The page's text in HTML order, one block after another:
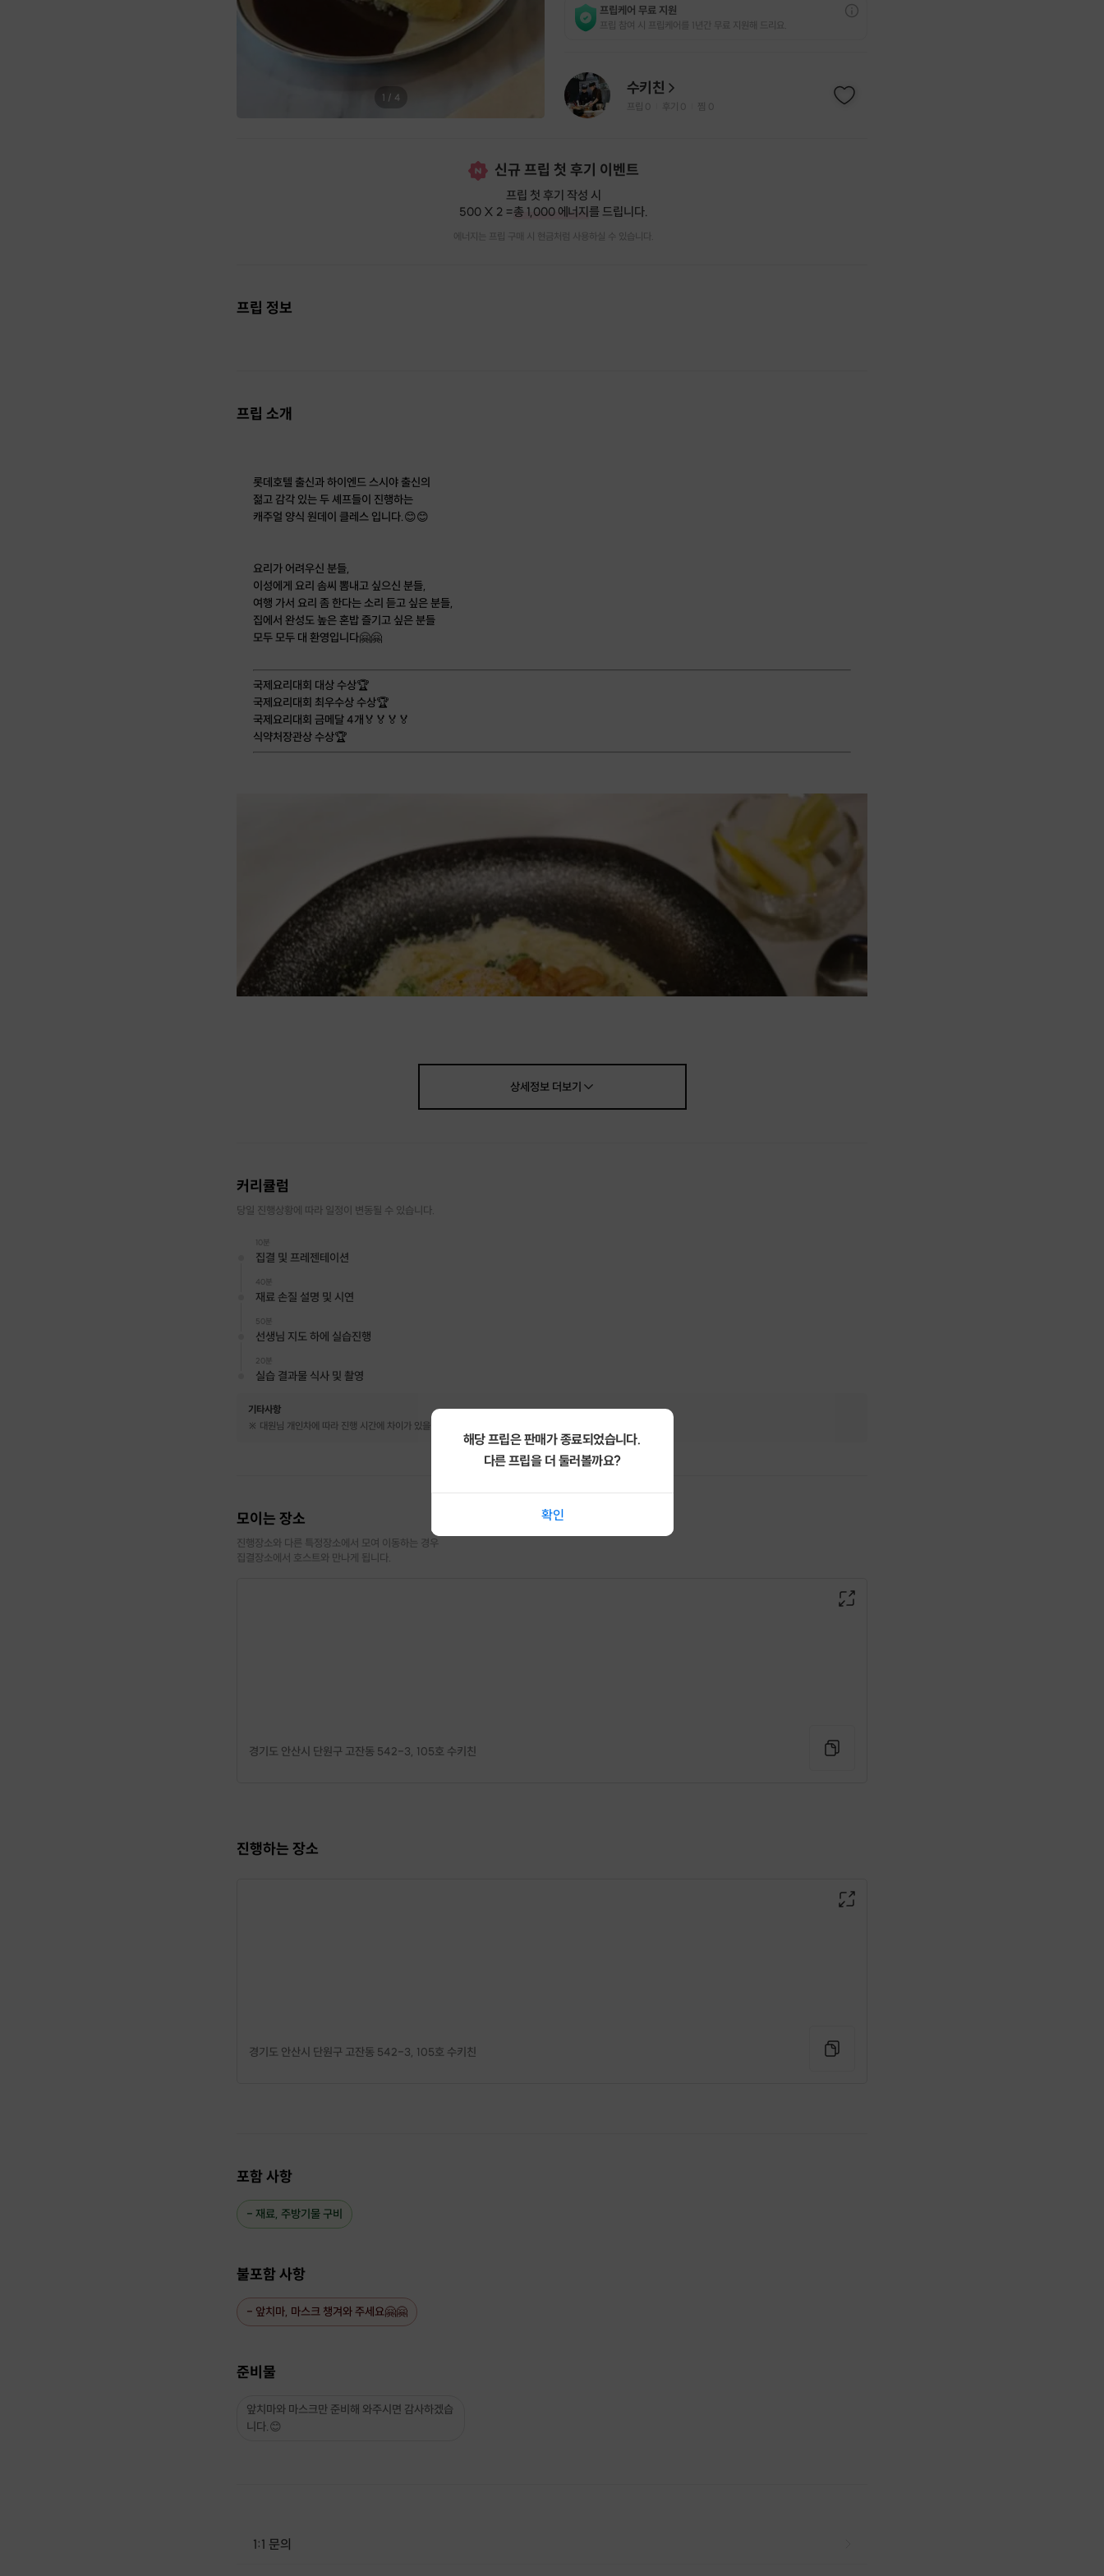
1 / 4
프립케어 무료 지원
프립 참여 시 프립케어를 1년간 무료 지원해 드리요.
수키친
프립 0 후기 0 찜 0
신규 프립 첫 후기 이벤트
프립 첫 후기 작성 시
500 X 2 =총 1,000 에너지를 드립니다.
에너지는 프립 구매 시 현금처럼 사용하실 수 있습니다.
프립 정보
프립 소개
롯데호텔 출신과 하이엔드 스시야 출신의
젊고 감각 있는 두 셰프들이 진행하는
캐주얼 양식 원데이 클레스 입니다.😊😊
요리가 어려우신 분들,
이성에게 요리 솜씨 뽐내고 싶으신 분들,
여행 가서 요리 좀 한다는 소리 듣고 싶은 분들,
집에서 완성도 높은 혼밥 즐기고 싶은 분들
모두 모두 대 환영입니다🤗🤗
국제요리대회 대상 수상🏆
국제요리대회 최우수상 수상🏆
국제요리대회 금메달 4개🏅🏅🏅🏅
식약처장관상 수상🏆
상세정보더보기
커리큘럼
당일 진행상황에 따라 일정이 변동될 수 있습니다.
10분
집결 및 프레젠테이션
40분
재료 손질 설명 및 시연
50분
선생님 지도 하에 실습진행
20분
실습 결과물 식사 및 촬영
기타사항
※ 대원님 개인차에 따라 진행 시간에 차이가 있을 수 있습니다.
모이는 장소
진행장소와 다른 특정장소에서 모여 이동하는 경우
집결장소에서 호스트와 만나게 됩니다.
경기도 안산시 단원구 고잔동 542-3, 105호 수키친
진행하는 장소
경기도 안산시 단원구 고잔동 542-3, 105호 수키친
포함 사항
- 재료, 주방기물 구비
불포함 사항
- 앞치마, 마스크 챙겨와 주세요🤗🤗
준비물
앞치마와 마스크만 준비해 와주시면 감사하겠습
니다.😊
1:1 문의
해당 프립은 판매가 종료되었습니다.
다른 프립을 더 둘러볼까요?
확인